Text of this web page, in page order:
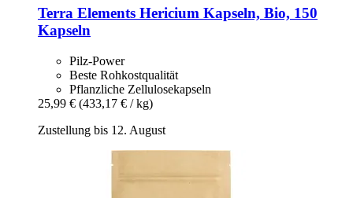
Terra Elements Hericium Kapseln, Bio, 150
Kapseln
Pilz-Power
Beste Rohkostqualität
Pflanzliche Zellulosekapseln
25,99 € (433,17 € / kg)
Zustellung bis 12. August